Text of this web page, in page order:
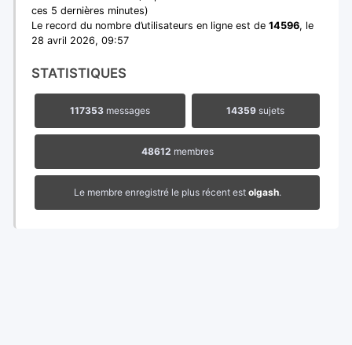
ces 5 dernières minutes)
Le record du nombre d’utilisateurs en ligne est de 14596, le
28 avril 2026, 09:57
STATISTIQUES
117353messages 14359 sujets
48612 membres
Le membre enregistré le plus récent est olgash.